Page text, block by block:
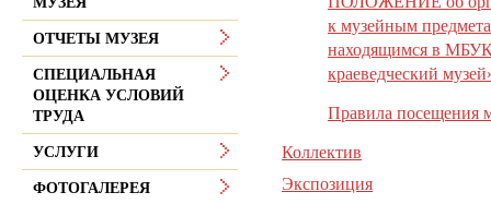
к музейным
находящимся в
краеведческий
Правила посещения
Коллектив
Экспозиция
ОТЧЕТЫ МУЗЕЯ
СПЕЦИАЛЬНАЯ
ОЦЕНКА УСЛОВИЙ
ТРУДА
УСЛУГИ
ФОТОГАЛЕРЕЯ